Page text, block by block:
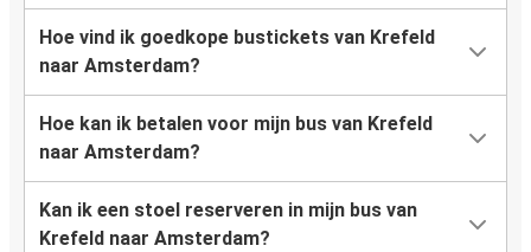
Hoe vind ik goedkope bustickets van Krefeld
naar Amsterdam?
Hoe kan ik betalen voor mijn bus van Krefeld
naar Amsterdam?
Kan ik een stoel reserveren in mijn bus van
Krefeld naar Amsterdam?